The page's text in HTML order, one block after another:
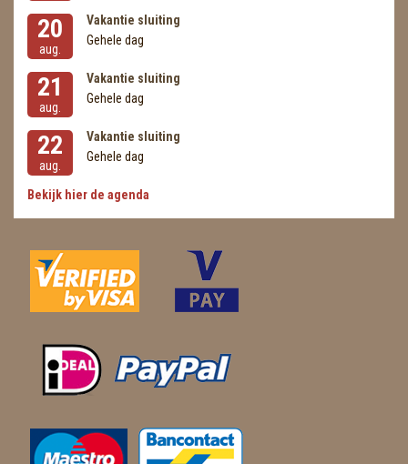
20
aug.
Vakantie sluiting
Gehele dag
21
aug.
Vakantie sluiting
Gehele dag
22
aug.
Vakantie sluiting
Gehele dag
Bekijk hier de agenda